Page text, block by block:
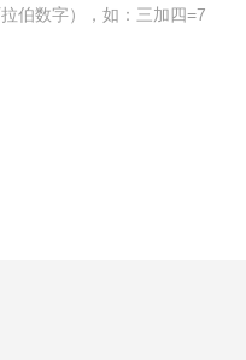
伯数字），如：三加四=7